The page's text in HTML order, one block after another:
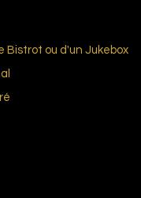
ou d'un Jukebox